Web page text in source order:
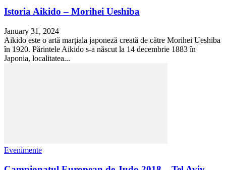
Istoria Aikido – Morihei Ueshiba
January 31, 2024
Aikido este o artă marțiala japoneză creată de către Morihei Ueshiba
în 1920. Părintele Aikido s-a născut la 14 decembrie 1883 în
Japonia, localitatea...
Evenimente